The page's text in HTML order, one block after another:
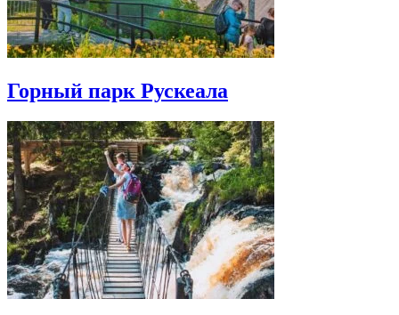
Горный парк Рускеала